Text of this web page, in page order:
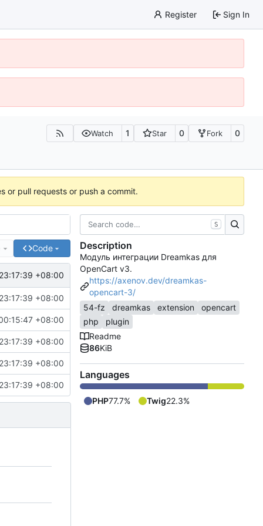
Register Sign In
Watch 1 Star 0 Fork 0
or pull requests or push a commit.
Code
+08:00
+08:00
+08:00
+08:00
+08:00
+08:00
S
Description
Модуль интеграции Dreamkas для
OpenCart v3.
https://axenov.dev/dreamkas-
opencart-3/
54-fz
dreamkas extension
opencart
php
plugin
Readme
86KiB
Languages
PHP77.7% Twig22.3%